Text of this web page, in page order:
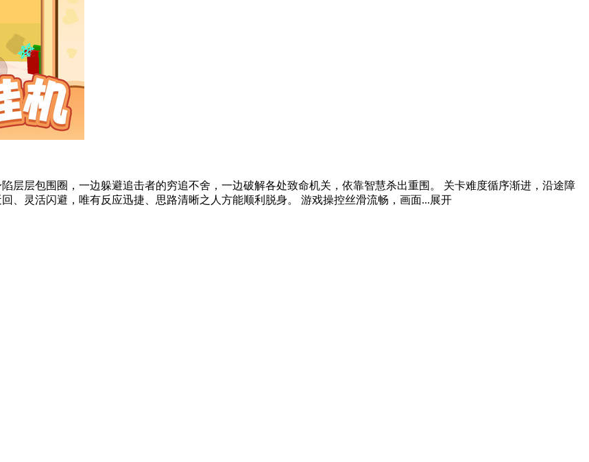
层层包围圈，一边躲避追击者的穷追不舍，一边破解各处致命机关，依靠智慧杀出重围。 关卡难度循序渐进，沿途障
、灵活闪避，唯有反应迅捷、思路清晰之人方能顺利脱身。 游戏操控丝滑流畅，画面...展开